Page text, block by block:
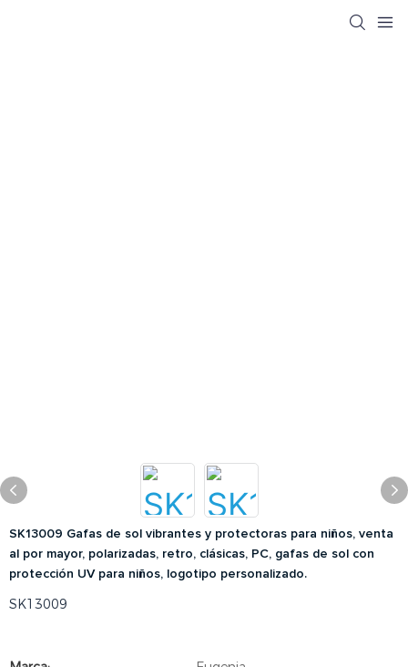
SK13009 Gafas de sol vibrantes y protectoras para niños, venta
al por mayor, polarizadas, retro, clásicas, PC, gafas de sol con
protección UV para niños, logotipo personalizado.
SK13009